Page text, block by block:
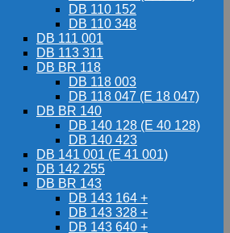
DB 110 152
DB 110 348
DB 111 001
DB 113 311
DB BR 118
DB 118 003
DB 118 047 (E 18 047)
DB BR 140
DB 140 128 (E 40 128)
DB 140 423
DB 141 001 (E 41 001)
DB 142 255
DB BR 143
DB 143 164 +
DB 143 328 +
DB 143 640 +